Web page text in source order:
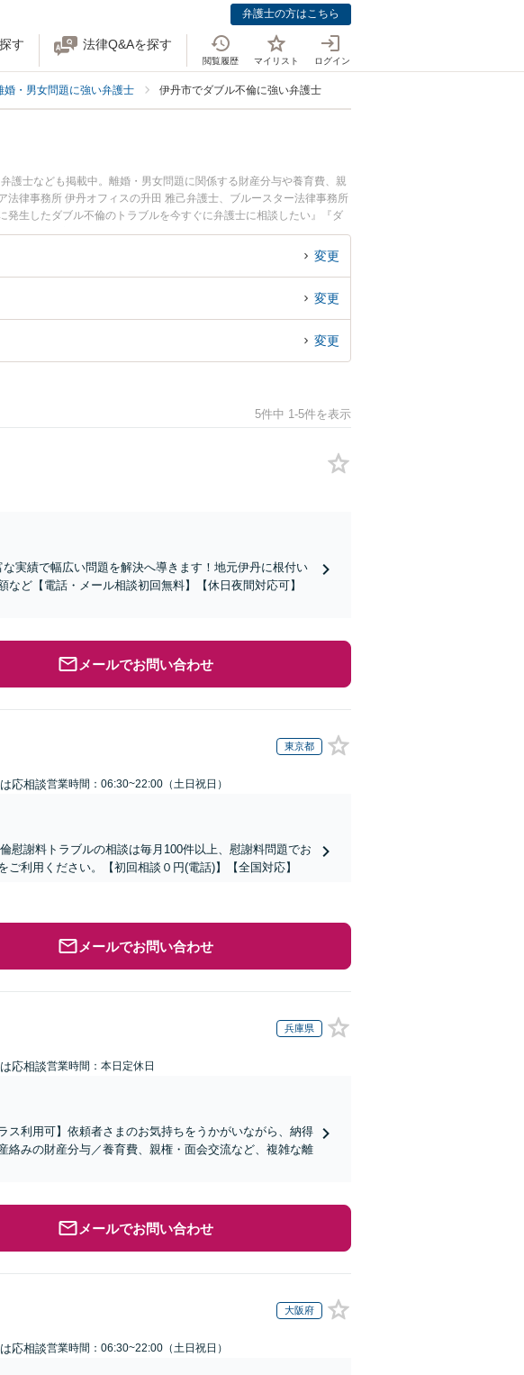
弁護士の方はこちら
す 法律Q&Aを探す
閲覧履歴 マイリスト ログイン
婚・男女問題に強い弁護士 伊丹市でダブル不倫に強い弁護士
護士なども掲載中。離婚・男女問題に関係する財産分与や養育費、親
律事務所 伊丹オフィスの升田 雅己弁護士、ブルースター法律事務所
生したダブル不倫のトラブルを今すぐに弁護士に相談したい』『ダ
きる伊丹市内の弁護士に相談予約したい』などでお困りの相談者さん
変更
変更
変更
5件中 1-5件を表示
実績で幅広い問題を解決へ導きます！地元伊丹に根付い
ど【電話・メール相談初回無料】【休日夜間対応可】
メールでお問い合わせ
東京都
応相談営業時間：06:30~22:00（土日祝日）
慰謝料トラブルの相談は毎月100件以上、慰謝料問題でお
利用ください。【初回相談０円(電話)】【全国対応】
メールでお問い合わせ
兵庫県
応相談営業時間：本日定休日
ス利用可】依頼者さまのお気持ちをうかがいながら、納得
みの財産分与／養育費、親権・面会交流など、複雑な離
メールでお問い合わせ
大阪府
応相談営業時間：06:30~22:00（土日祝日）